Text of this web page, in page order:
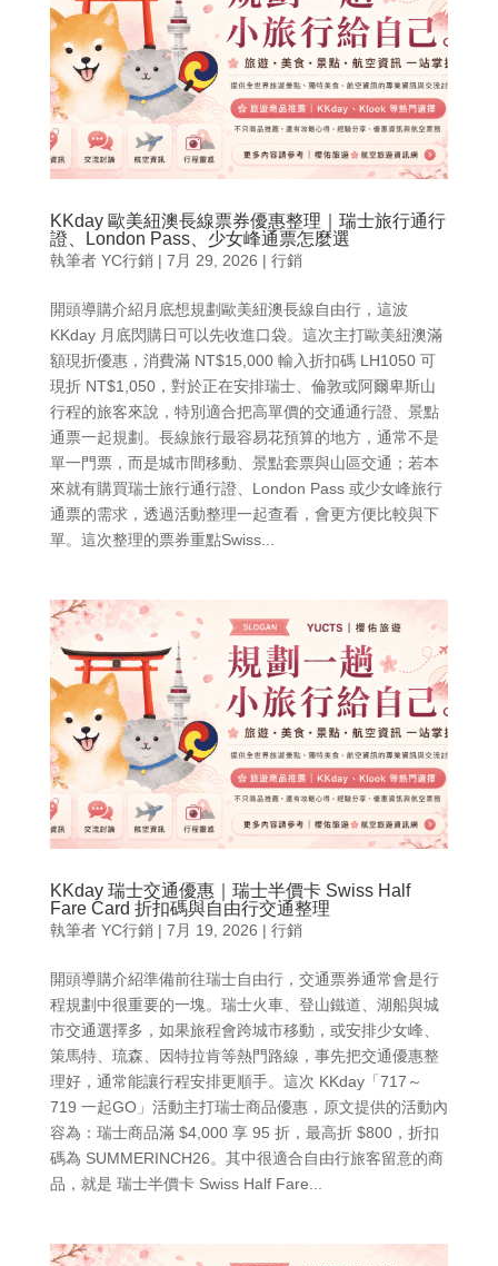
KKday 歐美紐澳長線票券優惠整理｜瑞士旅行通行
證、London Pass、少女峰通票怎麼選
執筆者 YC行銷| 7月 29, 2026 | 行銷
開頭導購介紹月底想規劃歐美紐澳長線自由行，這波
KKday 月底閃購日可以先收進口袋。這次主打歐美紐澳滿
額現折優惠，消費滿 NT$15,000 輸入折扣碼 LH1050 可
現折 NT$1,050，對於正在安排瑞士、倫敦或阿爾卑斯山
行程的旅客來說，特別適合把高單價的交通通行證、景點
通票一起規劃。長線旅行最容易花預算的地方，通常不是
單一門票，而是城市間移動、景點套票與山區交通；若本
來就有購買瑞士旅行通行證、London Pass 或少女峰旅行
通票的需求，透過活動整理一起查看，會更方便比較與下
單。這次整理的票券重點Swiss...
KKday 瑞士交通優惠｜瑞士半價卡 Swiss Half
Fare Card 折扣碼與自由行交通整理
執筆者 YC行銷| 7月 19, 2026 | 行銷
開頭導購介紹準備前往瑞士自由行，交通票券通常會是行
程規劃中很重要的一塊。瑞士火車、登山鐵道、湖船與城
市交通選擇多，如果旅程會跨城市移動，或安排少女峰、
策馬特、琉森、因特拉肯等熱門路線，事先把交通優惠整
理好，通常能讓行程安排更順手。這次 KKday「717～
719 一起GO」活動主打瑞士商品優惠，原文提供的活動內
容為：瑞士商品滿 $4,000 享 95 折，最高折 $800，折扣
碼為 SUMMERINCH26。其中很適合自由行旅客留意的商
品，就是 瑞士半價卡 Swiss Half Fare...